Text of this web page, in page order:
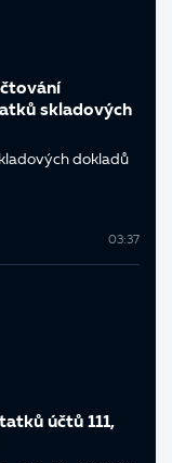
skladových
dokladů
03:37
účtů 111,